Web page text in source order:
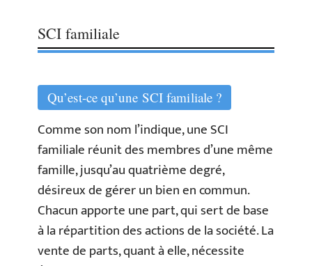
SCI familiale
Qu’est-ce qu’une SCI familiale ?
Comme son nom l’indique, une SCI
familiale réunit des membres d’une même
famille, jusqu’au quatrième degré,
désireux de gérer un bien en commun.
Chacun apporte une part, qui sert de base
à la répartition des actions de la société. La
vente de parts, quant à elle, nécessite